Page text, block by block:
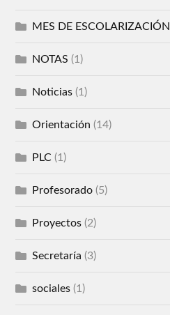
MES DE ESCOLARIZACIÓN
NOTAS (1)
Noticias (1)
Orientación (14)
PLC (1)
Profesorado (5)
Proyectos (2)
Secretaría (3)
sociales (1)